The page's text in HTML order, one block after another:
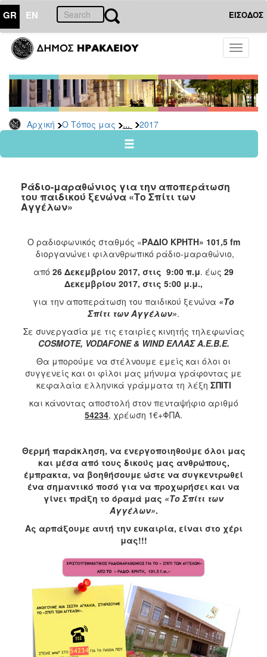
GR EN ΕΙΣΟΔΟΣ
Toggle
Αρχική Ο Τόπος μας ... 2017
ΤΟΠΟΣ
ΜΑΣ
Ανακοινώσεις
Αρχείο
2026
2024
2022
2021
2019
2017
2016
2012
ΠΟΛΙΤΙΣΜΟΣ
ΑΝΘΕΚΤΙΚΗ
Ράδιο-μαραθώνιος για την αποπεράτωση
του παιδικού ξενώνα «Το Σπίτι των
Αγγέλων»
Ο ραδιοφωνικός σταθμός «ΡΑΔΙΟ ΚΡΗΤΗ» 101,5 fm
διοργανώνει φιλανθρωπικό ράδιο-μαραθώνιο,
από 26 Δεκεμβρίου 2017, στις 9:00 π.μ. έως 29
Δεκεμβρίου 2017, στις 5:00 μ.μ.,
για την αποπεράτωση του παιδικού ξενώνα «Το
Σπίτι των Αγγέλων».
Σε συνεργασία με τις εταιρίες κινητής τηλεφωνίας
COSMOTE, VODAFONE& WINDΕΛΛΑΣ Α.Ε.Β.Ε.
Θα μπορούμε να στέλνουμε εμείς και όλοι οι
συγγενείς και οι φίλοι μας μήνυμα γράφοντας με
κεφαλαία ελληνικά γράμματα τη λέξη ΣΠΙΤΙ
και κάνοντας αποστολή στον πενταψήφιο αριθμό
54234, χρέωση 1€+ΦΠΑ.
Θερμή παράκληση, να ενεργοποιηθούμε όλοι μας
και μέσα από τους δικούς μας ανθρώπους,
έμπρακτα, να βοηθήσουμε ώστε να συγκεντρωθεί
ένα σημαντικό ποσό για να προχωρήσει και να
γίνει πράξη το όραμά μας «Το Σπίτι των
Αγγέλων».
Ας αρπάξουμε αυτή την ευκαιρία, είναι στο χέρι
μας!!!